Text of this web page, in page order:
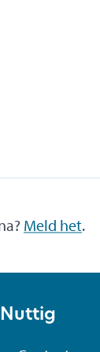
Meld het.
Nuttig